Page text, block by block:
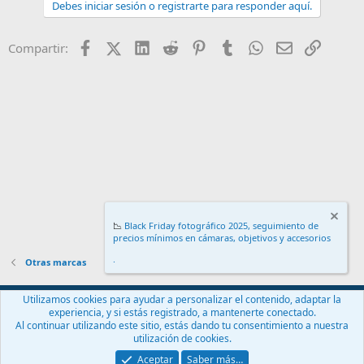
o
Debes iniciar sesión o registrarte para responder aquí.
Compartir: FacebookX (Twitter)
LinkedIn
Reddit PinterestTumblr WhatsApp
EmailEnlace
Otras marcas
Español (ES)
Contáctanos
Términos y reglas Política de privacidad
Ayuda
®
📉 Black Friday fotográfico 2025, seguimiento de
precios mínimos en cámaras, objetivos y accesorios
.
Utilizamos cookies para ayudar a personalizar el contenido, adaptar la
experiencia, y si estás registrado, a mantenerte conectado.
Al continuar utilizando este sitio, estás dando tu consentimiento a nuestra
utilización de cookies.
Aceptar
Saber más…